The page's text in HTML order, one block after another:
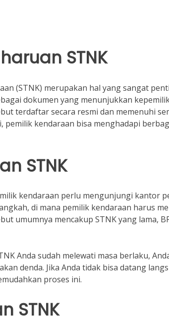
STNK
(STNK) merupakan hal yang sangat
dokumen yang menunjukkan
terdaftar secara resmi dan memenuhi
pemilik kendaraan bisa menghadapi
STNK
kendaraan perlu mengunjungi kantor
di mana pemilik kendaraan harus
umumnya mencakup STNK yang lama,
Anda sudah melewati masa berlaku,
denda. Jika Anda tidak bisa datang
proses ini.
STNK